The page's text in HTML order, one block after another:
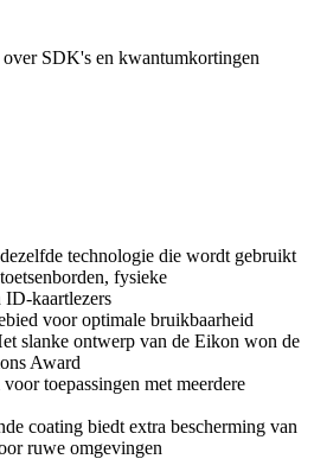
SDK's en kwantumkortingen
technologie die wordt gebruikt
fysieke
ID-kaartlezers
voor optimale bruikbaarheid
slanke ontwerp van de Eikon won de
Award
toepassingen met meerdere
coating biedt extra bescherming van
ruwe omgevingen